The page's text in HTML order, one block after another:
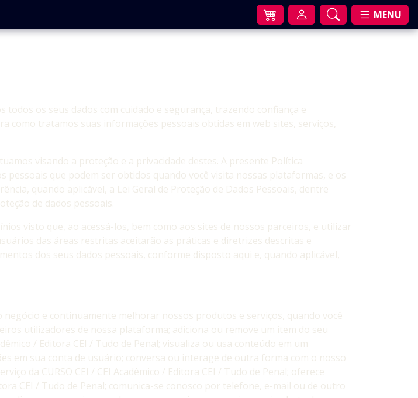
MENU
os seus dados com cuidado e segurança, trazendo confiança e
tratamos suas informações pessoais obtidas em web sites, serviços,
visando a proteção e a privacidade destes. A presente Política
que podem ser obtidos quando você visita nossas plataformas, e os
quando aplicável, a Lei Geral de Proteção de Dados Pessoais, dentre
de dados pessoais.
visto que, ao acessá-los, bem como aos sites de nossos parceiros, e utilizar
das áreas restritas aceitarão as práticas e diretrizes descritas e
dos seus dados pessoais, conforme disposto aqui e, quando aplicável,
e continuamente melhorar nossos produtos e serviços, quando você
utilizadores de nossa plataforma; adiciona ou remove um item do seu
/ Editora CEI / Tudo de Penal; visualiza ou usa conteúdo em um
em sua conta de usuário; conversa ou interage de outra forma com o nosso
da CURSO CEI / CEI Acadêmico / Editora CEI / Tudo de Penal; oferece
CEI / Tudo de Penal; comunica-se conosco por telefone, e-mail ou de outro